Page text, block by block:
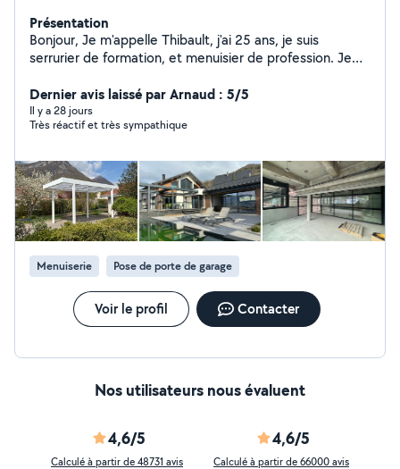
Présentation
Bonjour, Je m'appelle Thibault, j'ai 25 ans, je suis
serrurier de formation, et menuisier de profession. Je
soit aluminium, bois ou PVC. Je peux aussi m'occuper de
tout ce qui est volet roulant ( re programmation) ,
pergola, escalier et gardes de corps. Je peux aussi vous
meubles, ainsi que dans des petits soucis du quotidien.
Je suis quelqu'un de disponible, n'hésitez pas à me
contacter .
Dernier avis laissé par Arnaud : 5/5
Il y a 28 jours
Très réactif et très sympathique
Menuiserie Pose de porte de garage
Voir le profil Contacter
Nos utilisateurs nous évaluent
4,6/5
Calculé à partir de 48731 avis
4,6/5
Calculé à partir de 66000 avis